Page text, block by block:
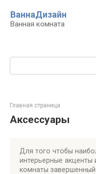
контенту
ВаннаДизайн
Ванная комната
Поиск:
Главная страница
Аксессуары
Для того чтобы
интерьерные акценты
комнаты